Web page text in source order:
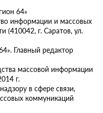
64»
информации и массовых
(410042, г. Саратов, ул.
Главный редактор
массовой информации
г.
в сфере связи,
коммуникаций